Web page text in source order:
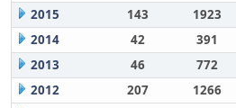
2015
143 1923
2014
42 391
2013
46 772
2012
207 1266